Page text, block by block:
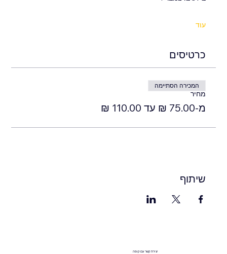
עוד
כרטיסים
מחיר
מ-‏75.00 ‏₪ עד ‏110.00 ‏₪
המכירה הסתיימה
שיתוף
יצירת קשר עם קופה